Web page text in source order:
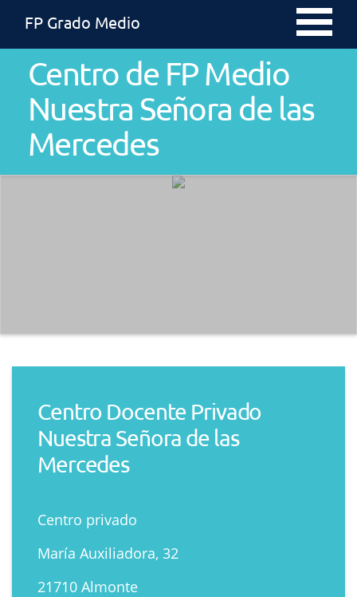
FP Grado Medio
Centro de FP Medio
Nuestra Señora de las
Mercedes
Centro Docente Privado
Nuestra Señora de las
Mercedes
Centro privado
María Auxiliadora, 32
21710 Almonte